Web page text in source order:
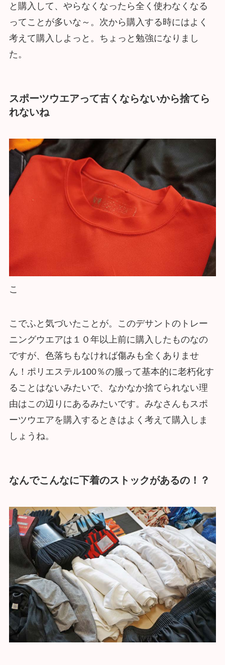
と購入して、やらなくなったら全く使わなくなる
ってことが多いな～。次から購入する時にはよく
考えて購入しよっと。ちょっと勉強になりまし
た。
スポーツウエアって古くならないから捨てら
れないね
こ
こでふと気づいたことが。このデサントのトレー
ニングウエアは１０年以上前に購入したものなの
ですが、色落ちもなければ傷みも全くありませ
ん！ポリエステル100％の服って基本的に老朽化す
ることはないみたいで、なかなか捨てられない理
由はこの辺りにあるみたいです。みなさんもスポ
ーツウエアを購入するときはよく考えて購入しま
しょうね。
なんでこんなに下着のストックがあるの！？